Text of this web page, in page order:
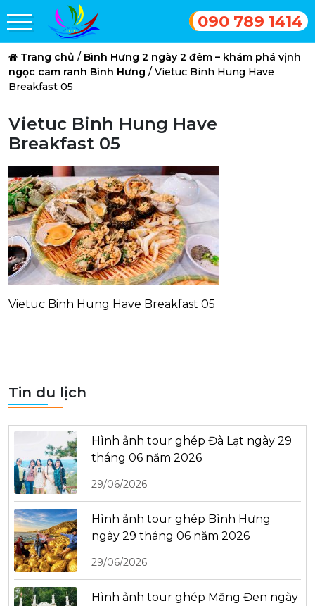
090 789 1414
Trang chủ / Bình Hưng 2 ngày 2 đêm – khám phá vịnh
ngọc cam ranh Bình Hưng / Vietuc Binh Hung Have
Breakfast 05
Vietuc Binh Hung Have
Breakfast 05
Vietuc Binh Hung Have Breakfast 05
Tin du lịch
Hình ảnh tour ghép Đà Lạt ngày 29
tháng 06 năm 2026
29/06/2026
Hình ảnh tour ghép Bình Hưng
ngày 29 tháng 06 năm 2026
29/06/2026
Hình ảnh tour ghép Măng Đen ngày